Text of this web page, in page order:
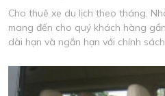
Cho thuê xe du lịch theo tháng.
mang đến cho quý khách hàng
dài hạn và ngắn hạn với chính